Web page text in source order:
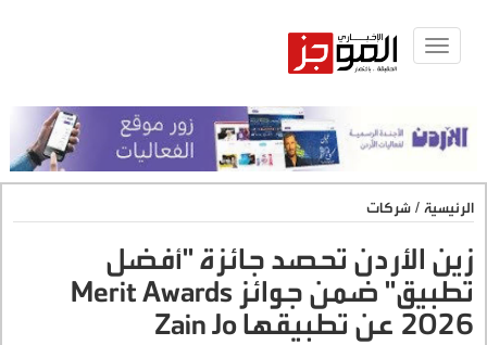
Toggle
الرئيسية / شركات
زين الأردن تحصد جائزة "أفضل
تطبيق" ضمن جوائز Merit Awards
2026 عن تطبيقها Zain Jo